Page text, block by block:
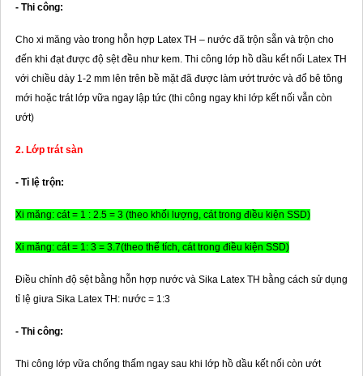
- Thi công:
Cho xi măng vào trong hỗn hợp Latex TH – nước đã trộn sẵn và trộn cho
đến khi đạt được độ sệt đều như kem. Thi công lớp hồ dầu kết nối Latex TH
với chiều dày 1-2 mm lên trên bề mặt đã được làm ướt trước và đổ bê tông
mới hoặc trát lớp vữa ngay lập tức (thi công ngay khi lớp kết nối vẫn còn
ướt)
2. Lớp trát sàn
- Tỉ lệ trộn:
Xi măng: cát = 1 : 2.5 = 3 (theo khối lượng, cát trong điều kiện SSD)
Xi măng: cát = 1: 3 = 3.7(theo thể tích, cát trong điều kiện SSD)
Điều chỉnh độ sệt bằng hỗn hợp nước và Sika Latex TH bằng cách sử dụng
tỉ lệ giưa Sika Latex TH: nước = 1:3
- Thi công:
Thi công lớp vữa chống thấm ngay sau khi lớp hồ dầu kết nối còn ướt